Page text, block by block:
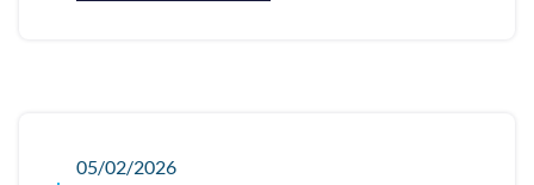
05/02/2026